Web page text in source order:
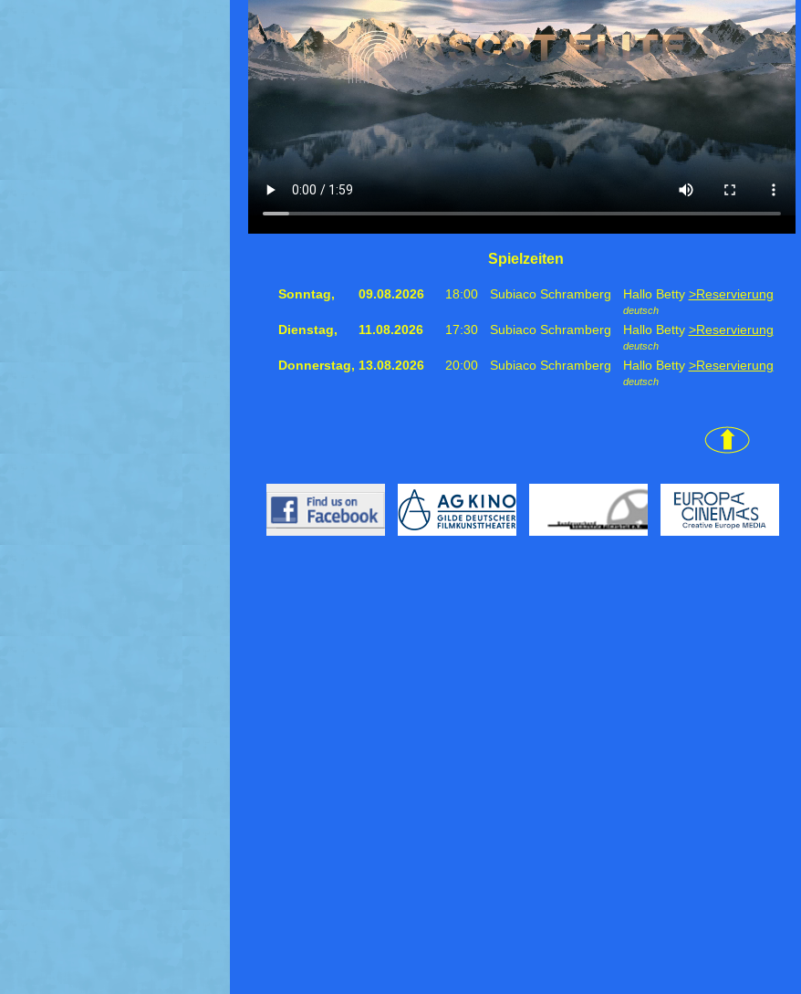
Spielzeiten
Sonntag, 09.08.2026 18:00 Subiaco Schramberg Hallo Betty >Reservierung
deutsch
Dienstag, 11.08.2026 17:30 Subiaco Schramberg Hallo Betty >Reservierung
deutsch
Donnerstag, 13.08.2026 20:00 Subiaco Schramberg Hallo Betty >Reservierung
deutsch